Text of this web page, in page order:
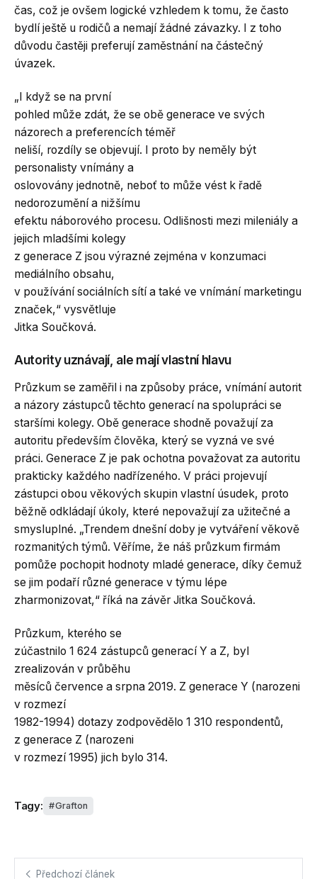
čas, což je ovšem logické vzhledem k tomu, že často
bydlí ještě u rodičů a nemají žádné závazky. I z toho
důvodu častěji preferují zaměstnání na částečný
úvazek.
„I když se na první
pohled může zdát, že se obě generace ve svých
názorech a preferencích téměř
neliší, rozdíly se objevují. I proto by neměly být
personalisty vnímány a
oslovovány jednotně, neboť to může vést k řadě
nedorozumění a nižšímu
efektu náborového procesu. Odlišnosti mezi mileniály a
jejich mladšími kolegy
z generace Z jsou výrazné zejména v konzumaci
mediálního obsahu,
v používání sociálních sítí a také ve vnímání marketingu
značek,“ vysvětluje
Jitka Součková.
Autority uznávají, ale mají vlastní hlavu
Průzkum se zaměřil i na způsoby práce, vnímání autorit
a názory zástupců těchto generací na spolupráci se
staršími kolegy. Obě generace shodně považují za
autoritu především člověka, který se vyzná ve své
práci. Generace Z je pak ochotna považovat za autoritu
prakticky každého nadřízeného. V práci projevují
zástupci obou věkových skupin vlastní úsudek, proto
běžně odkládají úkoly, které nepovažují za užitečné a
smysluplné. „Trendem dnešní doby je vytváření věkově
rozmanitých týmů. Věříme, že náš průzkum firmám
pomůže pochopit hodnoty mladé generace, díky čemuž
se jim podaří různé generace v týmu lépe
zharmonizovat,“ říká na závěr Jitka Součková.
Průzkum, kterého se
zúčastnilo 1 624 zástupců generací Y a Z, byl
zrealizován v průběhu
měsíců července a srpna 2019. Z generace Y (narozeni
v rozmezí
1982-1994) dotazy zodpovědělo 1 310 respondentů,
z generace Z (narozeni
v rozmezí 1995) jich bylo 314.
Tagy: Grafton
Předchozí článek